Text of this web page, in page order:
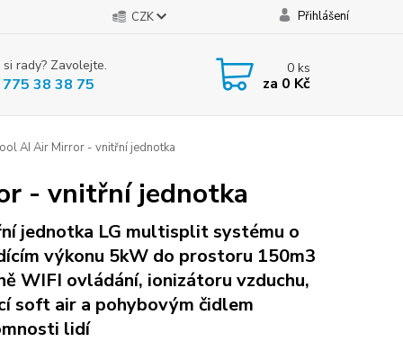
CZK Přihlášení
rady? Zavolejte.
38 38 75
0ks
za 0 Kč
AI Air Mirror - vnitřní jednotka
- vnitřní jednotka
jednotka LG multisplit systému o
výkonu 5kW do prostoru 150m3
WIFI ovládání, ionizátoru vzduchu,
soft air a pohybovým čidlem
lidí